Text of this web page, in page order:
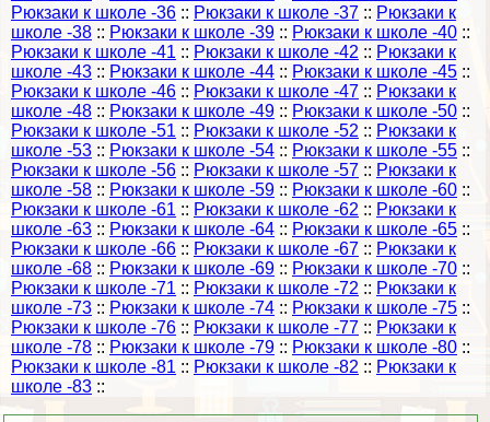
Рюкзаки к школе -36 :: Рюкзаки к школе -37 :: Рюкзаки к
школе -38 :: Рюкзаки к школе -39 :: Рюкзаки к школе -40 ::
Рюкзаки к школе -41 :: Рюкзаки к школе -42 :: Рюкзаки к
школе -43 :: Рюкзаки к школе -44 :: Рюкзаки к школе -45 ::
Рюкзаки к школе -46 :: Рюкзаки к школе -47 :: Рюкзаки к
школе -48 :: Рюкзаки к школе -49 :: Рюкзаки к школе -50 ::
Рюкзаки к школе -51 :: Рюкзаки к школе -52 :: Рюкзаки к
школе -53 :: Рюкзаки к школе -54 :: Рюкзаки к школе -55 ::
Рюкзаки к школе -56 :: Рюкзаки к школе -57 :: Рюкзаки к
школе -58 :: Рюкзаки к школе -59 :: Рюкзаки к школе -60 ::
Рюкзаки к школе -61 :: Рюкзаки к школе -62 :: Рюкзаки к
школе -63 :: Рюкзаки к школе -64 :: Рюкзаки к школе -65 ::
Рюкзаки к школе -66 :: Рюкзаки к школе -67 :: Рюкзаки к
школе -68 :: Рюкзаки к школе -69 :: Рюкзаки к школе -70 ::
Рюкзаки к школе -71 :: Рюкзаки к школе -72 :: Рюкзаки к
школе -73 :: Рюкзаки к школе -74 :: Рюкзаки к школе -75 ::
Рюкзаки к школе -76 :: Рюкзаки к школе -77 :: Рюкзаки к
школе -78 :: Рюкзаки к школе -79 :: Рюкзаки к школе -80 ::
Рюкзаки к школе -81 :: Рюкзаки к школе -82 :: Рюкзаки к
школе -83 ::